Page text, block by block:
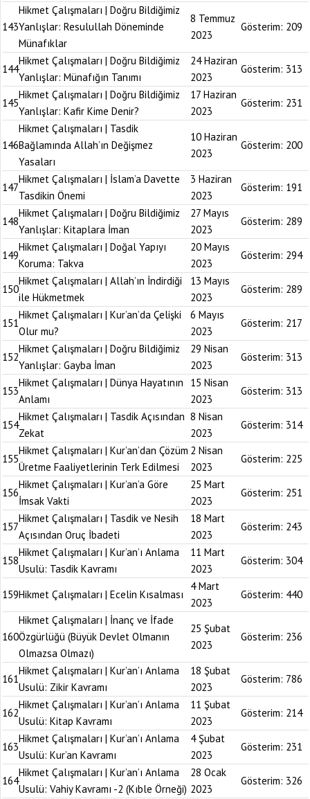
143
Hikmet Çalışmaları | Doğru Bildiğimiz
Yanlışlar: Resulullah Döneminde
Münafıklar
8 Temmuz
2023
Gösterim: 209
144
Hikmet Çalışmaları | Doğru Bildiğimiz
Yanlışlar: Münafığın Tanımı
24 Haziran
2023
Gösterim: 313
145
Hikmet Çalışmaları | Doğru Bildiğimiz
Yanlışlar: Kafir Kime Denir?
17 Haziran
2023
Gösterim: 231
146
Hikmet Çalışmaları | Tasdik
Bağlamında Allah’ın Değişmez
Yasaları
10 Haziran
2023
Gösterim: 200
147
Hikmet Çalışmaları | İslam’a Davette
Tasdikin Önemi
3 Haziran
2023
Gösterim: 191
148
Hikmet Çalışmaları | Doğru Bildiğimiz
Yanlışlar: Kitaplara İman
27 Mayıs
2023
Gösterim: 289
149
Hikmet Çalışmaları | Doğal Yapıyı
Koruma: Takva
20 Mayıs
2023
Gösterim: 294
150
Hikmet Çalışmaları | Allah’ın İndirdiği
ile Hükmetmek
13 Mayıs
2023
Gösterim: 289
151
Hikmet Çalışmaları | Kur’an’da Çelişki
Olur mu?
6 Mayıs
2023
Gösterim: 217
152
Hikmet Çalışmaları | Doğru Bildiğimiz
Yanlışlar: Gayba İman
29 Nisan
2023
Gösterim: 313
153
Hikmet Çalışmaları | Dünya Hayatının
Anlamı
15 Nisan
2023
Gösterim: 313
154
Hikmet Çalışmaları | Tasdik Açısından
Zekat
8 Nisan
2023
Gösterim: 314
155
Hikmet Çalışmaları | Kur’an’dan Çözüm
Üretme Faaliyetlerinin Terk Edilmesi
2 Nisan
2023
Gösterim: 225
156
Hikmet Çalışmaları | Kur’an’a Göre
İmsak Vakti
25 Mart
2023
Gösterim: 251
157
Hikmet Çalışmaları | Tasdik ve Nesih
Açısından Oruç İbadeti
18 Mart
2023
Gösterim: 243
158
Hikmet Çalışmaları | Kur’an’ı Anlama
Usulü: Tasdik Kavramı
11 Mart
2023
Gösterim: 304
159Hikmet Çalışmaları | Ecelin Kısalması
4 Mart
2023
Gösterim: 440
160
Hikmet Çalışmaları | İnanç ve İfade
Özgürlüğü (Büyük Devlet Olmanın
Olmazsa Olmazı)
25 Şubat
2023
Gösterim: 236
161
Hikmet Çalışmaları | Kur’an’ı Anlama
Usulü: Zikir Kavramı
18 Şubat
2023
Gösterim: 786
162
Hikmet Çalışmaları | Kur’an’ı Anlama
Usulü: Kitap Kavramı
11 Şubat
2023
Gösterim: 214
163
Hikmet Çalışmaları | Kur’an’ı Anlama
Usulü: Kur’an Kavramı
4 Şubat
2023
Gösterim: 231
164
Hikmet Çalışmaları | Kur’an’ı Anlama
Usulü: Vahiy Kavramı -2 (Kıble Örneği)
28 Ocak
2023
Gösterim: 326